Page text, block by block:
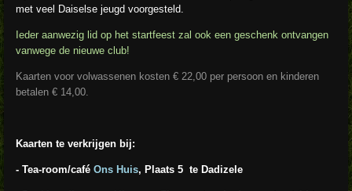
met veel Daiselse jeugd voorgesteld.
Ieder aanwezig lid op het startfeest zal ook een geschenk ontvangen
vanwege de nieuwe club!
Kaarten voor volwassenen kosten € 22,00 per persoon en kinderen
betalen € 14,00.
Kaarten te verkrijgen bij:
- Tea-room/café Ons Huis, Plaats 5 te Dadizele